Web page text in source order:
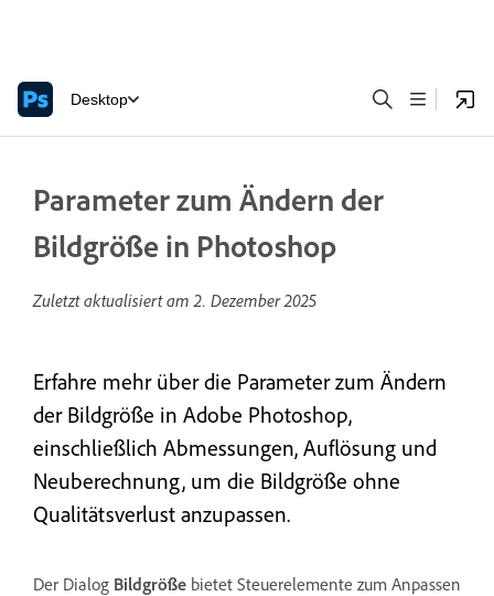
Desktop
Parameter zum Ändern der
Bildgröße in Photoshop
Zuletzt aktualisiert am2. Dezember 2025
Erfahre mehr über die Parameter zum Ändern
der Bildgröße in Adobe Photoshop,
einschließlich Abmessungen, Auflösung und
Neuberechnung, um die Bildgröße ohne
Qualitätsverlust anzupassen.
Der Dialog Bildgröße bietet Steuerelemente zum Anpassen